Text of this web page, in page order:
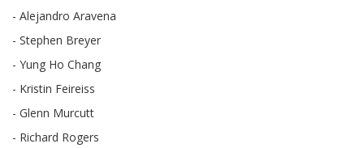
- Alejandro Aravena
- Stephen Breyer
- Yung Ho Chang
- Kristin Feireiss
- Glenn Murcutt
- Richard Rogers